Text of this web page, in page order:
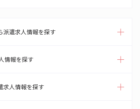
派遣求人情報を探す
情報を探す
求人情報を探す